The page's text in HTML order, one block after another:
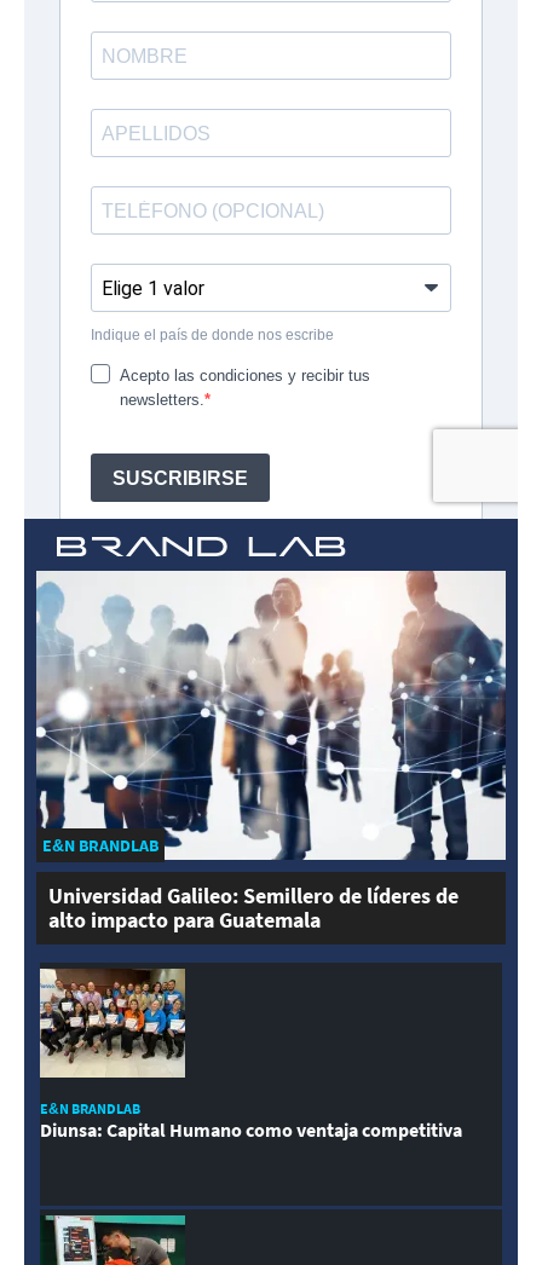
E&N BRANDLAB
Universidad Galileo: Semillero de líderes de
alto impacto para Guatemala
E&N BRANDLAB
Diunsa: Capital Humano como ventaja competitiva